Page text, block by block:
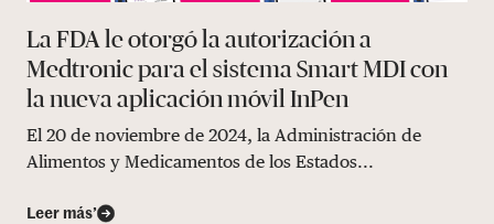
La FDA le otorgó la autorización a
Medtronic para el sistema Smart MDI con
la nueva aplicación móvil InPen
El 20 de noviembre de 2024, la Administración de
Alimentos y Medicamentos de los Estados...
Leer más’